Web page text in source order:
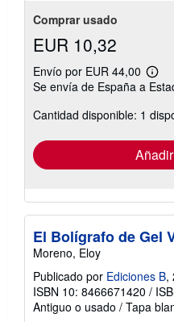
Comprar usado
EUR 10,32
Envío por EUR 44,00
Más
las
tarifas
envío
Se envía de España a
Cantidad disponible: 1
El Bolígrafo de Gel
Moreno, Eloy
Publicado por Ediciones B,
ISBN 10: 8466671420 /
Antiguo o usado / Tapa